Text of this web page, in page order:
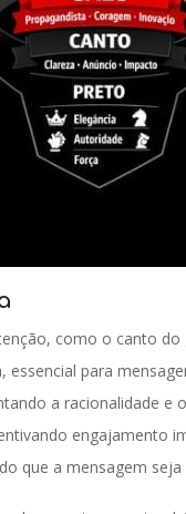
como o canto
para
a racionalidade e
engajamento
que a mensagem